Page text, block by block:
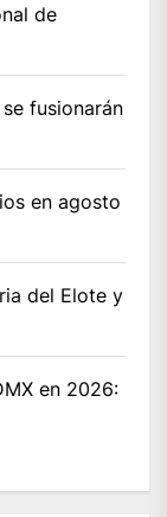
de
fusionarán
en agosto
del Elote y
en 2026: